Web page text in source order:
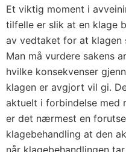
Et viktig moment i
tilfelle er slik at en klage
av vedtaket for at klagen
Man må vurdere sakens
hvilke konsekvenser
klagen er avgjort vil gi.
aktuelt i forbindelse med
er det nærmest en
klagebehandling at den
når klagebehandlingen